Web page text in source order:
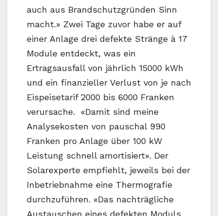
auch aus Brandschutzgründen Sinn
macht.» Zwei Tage zuvor habe er auf
einer Anlage drei defekte Stränge à 17
Module entdeckt, was ein
Ertragsausfall von jährlich 15000 kWh
und ein finanzieller Verlust von je nach
Eispeisetarif 2000 bis 6000 Franken
verursache. «Damit sind meine
Analysekosten von pauschal 990
Franken pro Anlage über 100 kW
Leistung schnell amortisiert». Der
Solarexperte empfiehlt, jeweils bei der
Inbetriebnahme eine Thermografie
durchzuführen. «Das nachträgliche
Austauschen eines defekten Moduls